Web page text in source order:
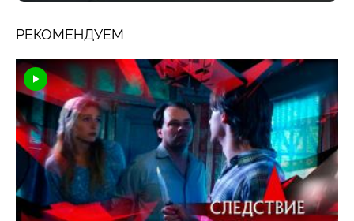
РЕКОМЕНДУЕМ